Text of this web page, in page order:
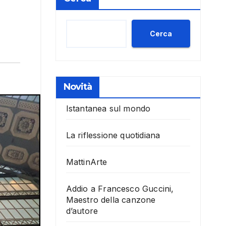
Cerca
Novità
Istantanea sul mondo
La riflessione quotidiana
MattinArte
Addio a Francesco Guccini,
Maestro della canzone
d’autore